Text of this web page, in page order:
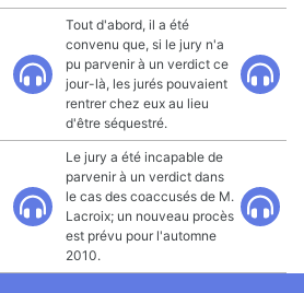
Tout d'abord, il a été
convenu que, si le jury n'a
pu parvenir à un verdict ce
jour-là, les jurés pouvaient
rentrer chez eux au lieu
d'être séquestré.
Le jury a été incapable de
parvenir à un verdict dans
le cas des coaccusés de M.
Lacroix; un nouveau procès
est prévu pour l'automne
2010.